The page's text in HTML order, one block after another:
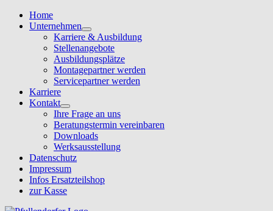
Home
Unternehmen
Karriere & Ausbildung
Stellenangebote
Ausbildungsplätze
Montagepartner werden
Servicepartner werden
Karriere
Kontakt
Ihre Frage an uns
Beratungstermin vereinbaren
Downloads
Werksausstellung
Datenschutz
Impressum
Infos Ersatzteilshop
zur Kasse